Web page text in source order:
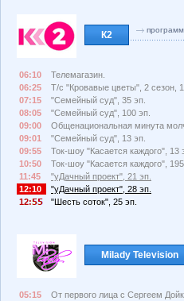
К2
06:10
Телемагазин.
06:25
Т/с "Кровавые цветы", 2 сезон,
07:15
"Семейный суд", 35 эп.
08:05
"Семейный суд", 100 эп.
09:00
Общенациональная минута
09:01
"Семейный суд", 13 эп.
09:55
Ток-шоу "Касается каждого", 13
10:50
Ток-шоу "Касается каждого",
11:45
"уДачный проект", 21 эп.
12:10
"уДачный проект", 28 эп.
12:
"Шесть соток", 25 эп.
Milady Television
05:15
От первого лица с Сергеем